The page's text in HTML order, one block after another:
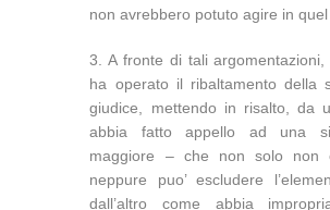
non avrebbero potuto agire in quel
3. A fronte di tali
ha operato il ribaltamento della
giudice, mettendo in risalto, da
abbia fatto appello ad una
maggiore – che non solo non
neppure puo’ escludere
dall’altro come abbia